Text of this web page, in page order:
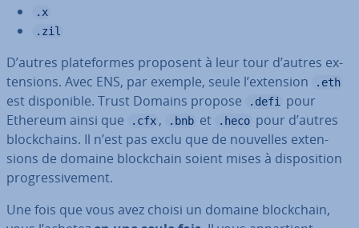
.x
.zil
D’autres pla­te­formes proposent à leur tour d’autres ex­
ten­sions. Avec ENS, par exemple, seule l’extension
.eth
est dis­po­nible. Trust Domains propose .defi
pour
Ethereum ainsi que
.cfx , .bnb et .heco pour d’autres
blo­ck­chains. Il n’est pas exclu que de nouvelles ex­ten­
sions de domaine blo­ck­chain soient mises à dis­po­si­tion
pro­gres­si­ve­ment.
Une fois que vous avez choisi un domaine blo­ck­chain,